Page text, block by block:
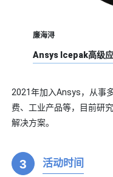
廉海浔
Ansys Icepak高级
2021年加入Ansys，从事
费、工业产品等，目前研
解决方案。
3 活动时间